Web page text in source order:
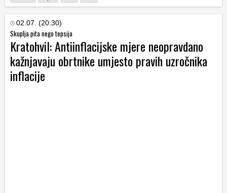
02.07. (20:30)
Skuplja pita nego tepsija
Kratohvil: Antiinflacijske mjere neopravdano
kažnjavaju obrtnike umjesto pravih uzročnika
inflacije